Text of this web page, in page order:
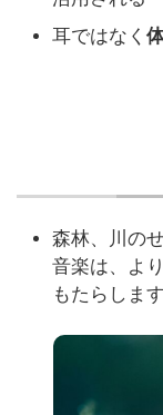
耳ではなく
森林、川の
音楽は、よ
もたらします